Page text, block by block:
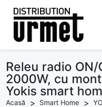
Releu radio
2000W, cu
Yokis smart
Acasă Smart Home